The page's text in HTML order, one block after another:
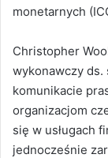
monetarnych
Christopher
wykonawczy ds.
komunikacie
organizacjom
się w usługach
jednocześnie